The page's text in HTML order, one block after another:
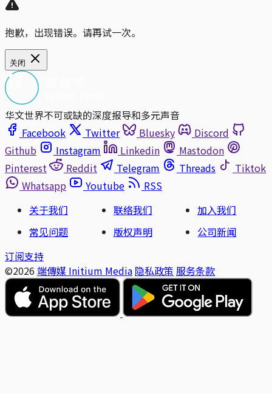
抱歉，出现错误。请再试一次。
关闭
华文世界不可或缺的深度报导和多元声音
Facebook
Twitter Bluesky
Discord
Github
Instagram Linkedin
Mastodon
Pinterest
Reddit Telegram Threads
Tiktok
Whatsapp
Youtube
RSS
关于我们
联络我们
加入我们
常见问题
版权声明
公司新闻
订阅支持
©2026 端傳媒 Initium Media 隐私政策 服务条款